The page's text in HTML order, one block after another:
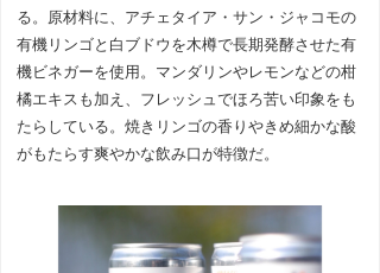
る。原材料に、アチェタイア・サン・ジャコモの
有機リンゴと白ブドウを木樽で長期発酵させた有
機ビネガーを使用。マンダリンやレモンなどの柑
橘エキスも加え、フレッシュでほろ苦い印象をも
たらしている。焼きリンゴの香りやきめ細かな酸
がもたらす爽やかな飲み口が特徴だ。